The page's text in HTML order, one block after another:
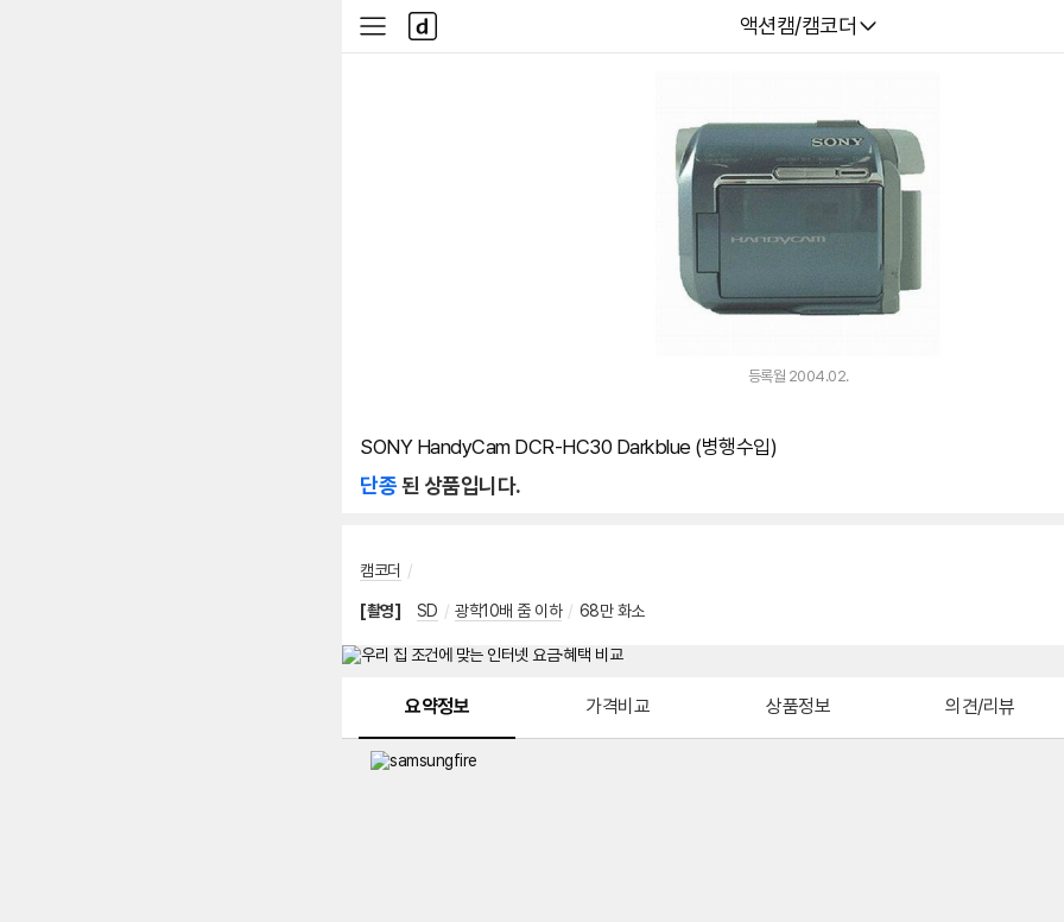
다나와
액션캠/캠코더
사
이
다
나
와
등록월 2004.02.
SONY HandyCam DCR-HC30 Darkblue (병행수입)
단종된 상품입니다.
캠코더 /
[촬영] SD / 광학10배 줌 이하 / 68만 화소
요약정보 가격비교 상품정보 의견/리뷰